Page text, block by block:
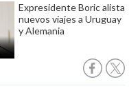
Expresidente Boric alista
nuevos viajes a Uruguay
y Alemania